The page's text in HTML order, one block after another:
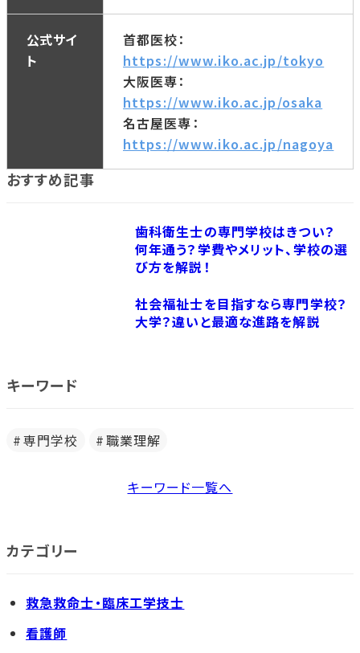
公式サイ
ト
首都医校：
https://www.iko.ac.jp/tokyo
大阪医専：
https://www.iko.ac.jp/osaka
名古屋医専：
https://www.iko.ac.jp/nagoya
おすすめ記事
歯科衛生士の専門学校はきつい？
何年通う？学費やメリット、学校の選
び方を解説！
社会福祉士を目指すなら専門学校？
大学？違いと最適な進路を解説
キーワード
専門学校 職業理解
キーワード一覧へ
カテゴリー
救急救命士・臨床工学技士
看護師